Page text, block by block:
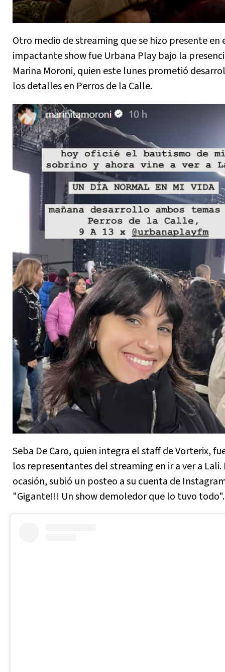
Otro medio de streaming que se hizo presente en
impactante show fue Urbana Play bajo la
Marina Moroni, quien este lunes prometió
los detalles en Perros de la Calle.
Seba De Caro, quien integra el staff de Vorterix,
los representantes del streaming en ir a ver a Lali.
ocasión, subió un posteo a su cuenta de
"Gigante!!! Un show demoledor que lo tuvo todo".